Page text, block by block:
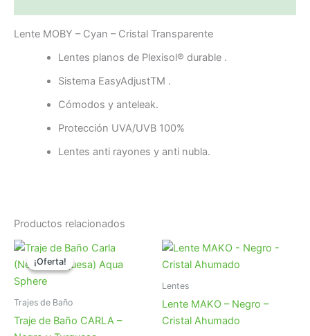
Lente MOBY – Cyan – Cristal Transparente
Lentes planos de Plexisol℗ durable ­.
Sistema Easy­AdjustTM .
Cómodos y ante­leak­.
Protección UVA/UVB 100%
Lentes anti rayones y anti nubla.
Productos relacionados
¡Oferta!
¡Oferta!
Trajes de Baño
Traje de Baño CARLA –
Lentes
Lente MAKO – Negro –
Cristal Ahumado